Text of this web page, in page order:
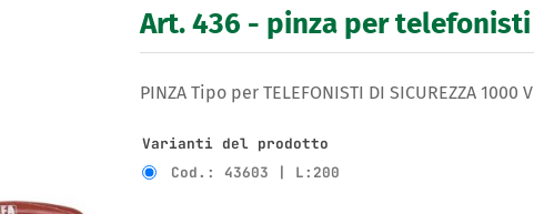
Art. 436 - pinza per telefonisti
PINZA Tipo per TELEFONISTI DI SICUREZZA 1000 V
Varianti del prodotto
Cod.: 43603 | L:200